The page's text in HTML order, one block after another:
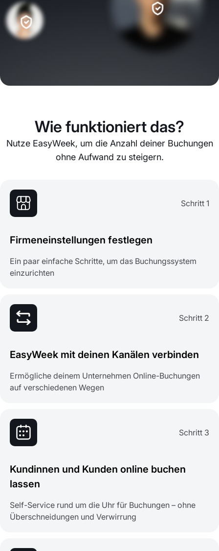
Wie funktioniert das?
Nutze EasyWeek, um die Anzahl deiner Buchungen
ohne Aufwand zu steigern.
Schritt 1
Firmeneinstellungen festlegen
Ein paar einfache Schritte, um das Buchungssystem
einzurichten
Schritt 2
EasyWeek mit deinen Kanälen verbinden
Ermögliche deinem Unternehmen Online-Buchungen
auf verschiedenen Wegen
Schritt 3
Kundinnen und Kunden online buchen
lassen
Self-Service rund um die Uhr für Buchungen – ohne
Überschneidungen und Verwirrung